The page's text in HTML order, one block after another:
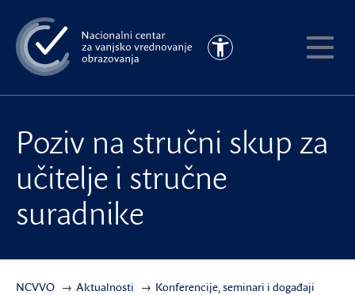
na
glavni
sadržaj
Pristupačnost
Poziv na stručni skup za
učitelje i stručne
suradnike
NCVVO Aktualnosti
Konferencije, seminari i događaji